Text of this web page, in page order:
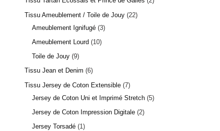
Tissu Ameublement / Toile de Jouy 22
Ameublement Ignifugé 3
Ameublement Lourd
10
Toile de Jouy 9
Tissu Jean et Denim 6
Tissu Jersey de Coton Extensible 7
Jersey de Coton Uni et Imprimé Stretch 5
Jersey de Coton Impression Digitale 2
Jersey Torsadé 1